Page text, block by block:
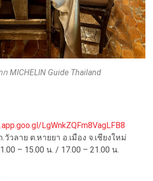
MICHELIN Guide Thailand
LgWnkZQFm8VagLFB8
วัวลาย ต.หายยา อ.เมือง จ.เชียงใหม่
– 15.00 น. / 17.00 – 21.00 น.